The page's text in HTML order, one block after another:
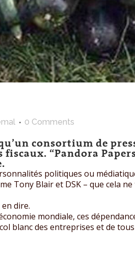
0 Comments
consortium de
“Pandora
politiques ou
Tony Blair et DSK – que cela
dire.
mondiale, ces
blanc des entreprises et de